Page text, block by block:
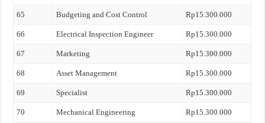
65 Budgeting and Cost Control Rp15.300.000
66 Electrical Inspection Engineer Rp15.300.000
67 Marketing Rp15.300.000
68 Asset Management Rp15.300.000
69 Specialist Rp15.300.000
70 Mechanical Engineering Rp15.300.000